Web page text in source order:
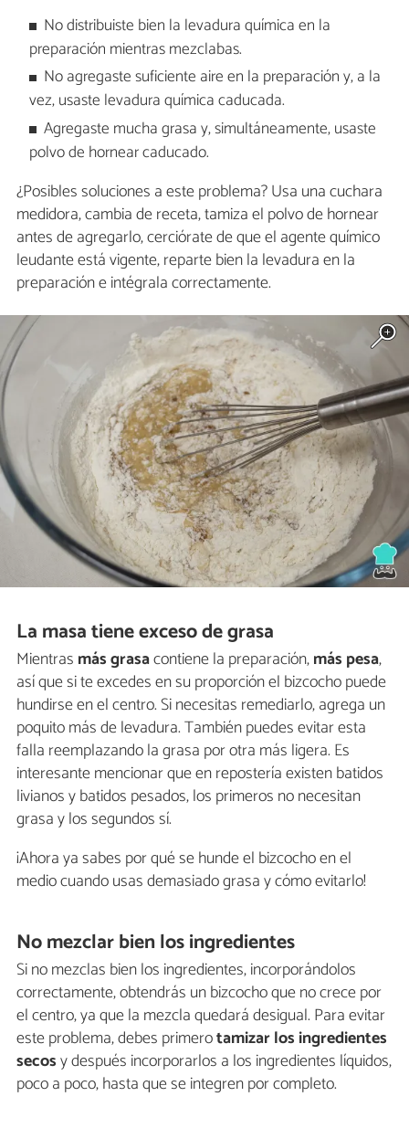
No distribuiste bien la levadura química en la
preparación mientras mezclabas.
No agregaste suficiente aire en la preparación y, a la
vez, usaste levadura química caducada.
Agregaste mucha grasa y, simultáneamente, usaste
polvo de hornear caducado.
¿Posibles soluciones a este problema? Usa una cuchara
medidora, cambia de receta, tamiza el polvo de hornear
antes de agregarlo, cerciórate de que el agente químico
leudante está vigente, reparte bien la levadura en la
preparación e intégrala correctamente.
La masa tiene exceso de grasa
Mientras más grasacontiene la preparación,más pesa,
así que si te excedes en su proporción el bizcocho puede
hundirse en el centro. Si necesitas remediarlo, agrega un
poquito más de levadura. También puedes evitar esta
falla reemplazando la grasa por otra más ligera. Es
interesante mencionar que en repostería existen batidos
livianos y batidos pesados, los primeros no necesitan
grasa y los segundos sí.
¡Ahora ya sabes por qué se hunde el bizcocho en el
medio cuando usas demasiado grasa y cómo evitarlo!
No mezclar bien los ingredientes
Si no mezclas bien los ingredientes, incorporándolos
correctamente, obtendrás un bizcocho que no crece por
el centro, ya que la mezcla quedará desigual. Para evitar
este problema, debes primerotamizar los ingredientes
secosy después incorporarlos a los ingredientes líquidos,
poco a poco, hasta que se integren por completo.